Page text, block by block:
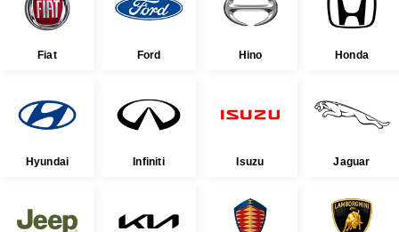
Fiat Ford Hino Honda
Hyundai Infiniti Isuzu Jaguar